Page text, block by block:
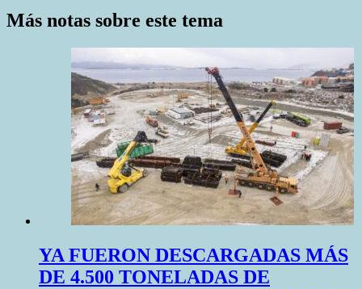
Más notas sobre este tema
YA FUERON DESCARGADAS MÁS
DE 4.500 TONELADAS DE